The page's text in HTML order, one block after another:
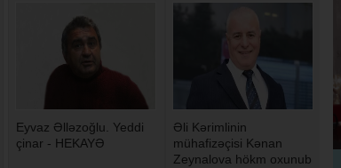
Eyvaz Əlləzoğlu. Yeddi
çinar - HEKAYƏ
Əli Kərimlinin
mühafizəçisi Kənan
Zeynalova hökm oxunub